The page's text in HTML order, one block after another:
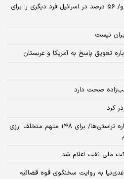
کاهش چشمگیر محبوبیت نتانیاهو/ ۵۶ درصد در اسرائیل فرد دیگری را برای
نیست
تعویق پاسخ به آمریکا و عربستان
صحت دارد
کرد
اظهارات سخنگوی قوه قضائیه درباره تراستی‌ها/ برای ۱۴۸ متهم متخلف ارزی
ملی نفت اعلام شد
به روایت سخنگوی قوه قضائیه